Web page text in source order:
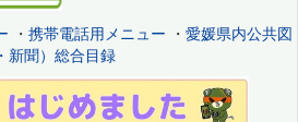
・ 携帯電話用メニュー ・ 愛媛県内公共図
新聞）総合目録